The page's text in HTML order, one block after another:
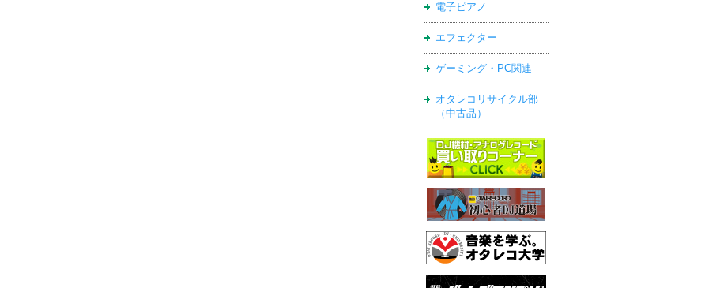
電子ピアノ
エフェクター
ゲーミング・PC関連
オタレコリサイクル部
（中古品）